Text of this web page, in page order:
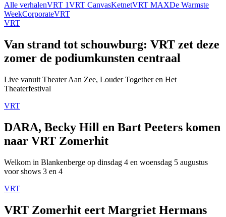
Alle verhalenVRT 1VRT CanvasKetnetVRT MAXDe Warmste
WeekCorporateVRT
VRT
Van strand tot schouwburg: VRT zet deze
zomer de podiumkunsten centraal
Live vanuit Theater Aan Zee, Louder Together en Het
Theaterfestival
VRT
DARA, Becky Hill en Bart Peeters komen
naar VRT Zomerhit
Welkom in Blankenberge op dinsdag 4 en woensdag 5 augustus
voor shows 3 en 4
VRT
VRT Zomerhit eert Margriet Hermans